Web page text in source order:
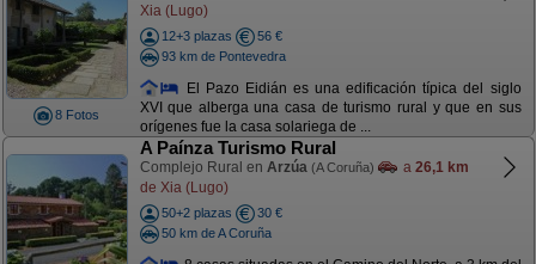
8 Fotos
Xia (Lugo)
12+3 plazas
56 €
93 km de Pontevedra
El Pazo Eidián es una edificación típica del siglo
XVI que alberga una casa de turismo rural y que en sus
orígenes fue la casa solariega de ...
A Paínza Turismo Rural
Complejo Rural en Arzúa (A Coruña) a 26,1 km
de Xia (Lugo)
50+2 plazas
30 €
50 km de A Coruña